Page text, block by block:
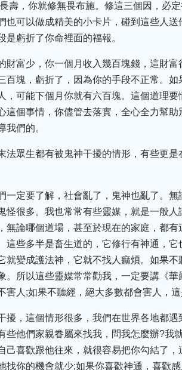
壽，你就修無畏布施。修這三個因，必
也可以做成精美的小卡片，碰到這些人
虧折了你命裡面的福報。
財富少，你一個月收入幾百塊錢，這財
百塊，虧折了，因為你的手段不正常。
，可能下個月你就有六百塊。這個道理
這個事情，你儘管去落實，全心全力幫
我們的。
法眾生都有被鬼神干擾的情形，有些更
一定要了解，社會亂了，鬼神也亂了。
怪很多。我也常常有些靈媒，就是一般
無論哪個道場，甚至於現在的家庭，都
這些多半是畜生道的，它修行有神通，
就變成護法神，它就不找人痲煩。如果
。所以這些靈媒常常勸我，一定要講《
害人;如果不聽經，絕大多數都會害人，這
擾，這個情形很多，我們在世界各地都
些他們家親眷屬來找我，問我怎麼辦?我
己喜歡跟他往來，就很容易把你勾結了
找你的機會就少;如果你喜歡神通，喜歡感